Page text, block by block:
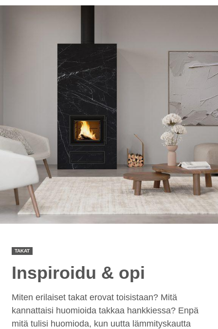
TAKAT
Inspiroidu & opi
Miten erilaiset takat erovat toisistaan? Mitä
kannattaisi huomioida takkaa hankkiessa? Enpä
mitä tulisi huomioda, kun uutta lämmityskautta